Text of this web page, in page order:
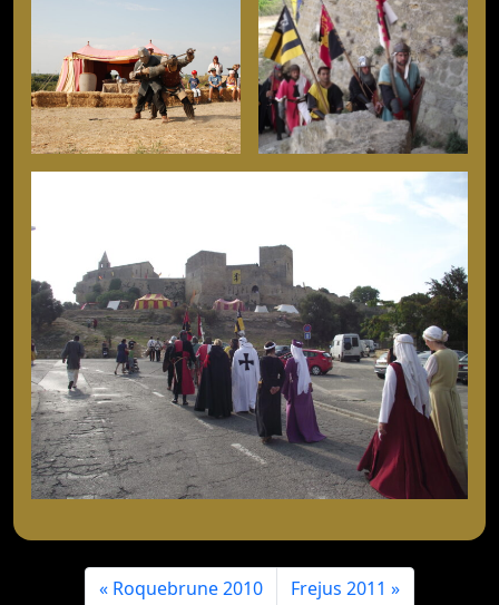
Roquebrune 2010 Frejus 2011